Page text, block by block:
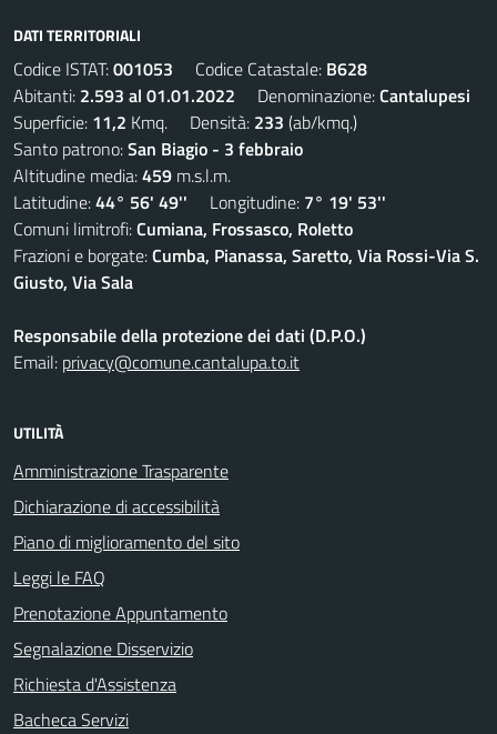
DATI TERRITORIALI
Codice ISTAT:001053 Codice Catastale: B628
Abitanti: 2.593 al 01.01.2022 Denominazione:Cantalupesi
Superficie: 11,2 Kmq. Densità: 233 (ab/kmq.)
Santo patrono:San Biagio - 3 febbraio
Altitudine media:459 m.s.l.m.
Latitudine:44° 56' 49'' Longitudine: 7° 19' 53''
Comuni limitrofi:Cumiana, Frossasco, Roletto
Frazioni e borgate:Cumba, Pianassa, Saretto, Via Rossi-Via S.
Giusto, Via Sala
Responsabile della protezione dei dati (D.P.O.)
Email: privacy@comune.cantalupa.to.it
UTILITÀ
Amministrazione Trasparente
Dichiarazione di accessibilità
Piano di miglioramento del sito
Leggi le FAQ
Prenotazione Appuntamento
Segnalazione Disservizio
Richiesta d'Assistenza
Bacheca Servizi